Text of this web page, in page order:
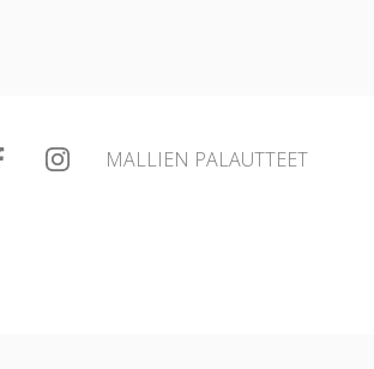
MALLIEN PALAUTTEET